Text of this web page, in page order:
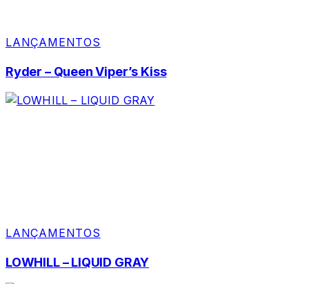
LANÇAMENTOS
Ryder – Queen Viper’s Kiss
LANÇAMENTOS
LOWHILL – LIQUID GRAY